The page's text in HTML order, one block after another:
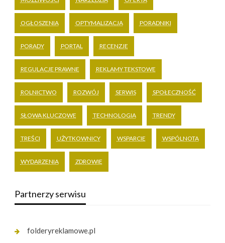
OGŁOSZENIA OPTYMALIZACJA PORADNIKI
PORADY PORTAL RECENZJE
REGULACJE PRAWNE REKLAMY TEKSTOWE
ROLNICTWO ROZWÓJ SERWIS SPOŁECZNOŚĆ
SŁOWA KLUCZOWE TECHNOLOGIA TRENDY
TREŚCI UŻYTKOWNICY WSPARCIE WSPÓLNOTA
WYDARZENIA ZDROWIE
Partnerzy serwisu
folderyreklamowe.pl